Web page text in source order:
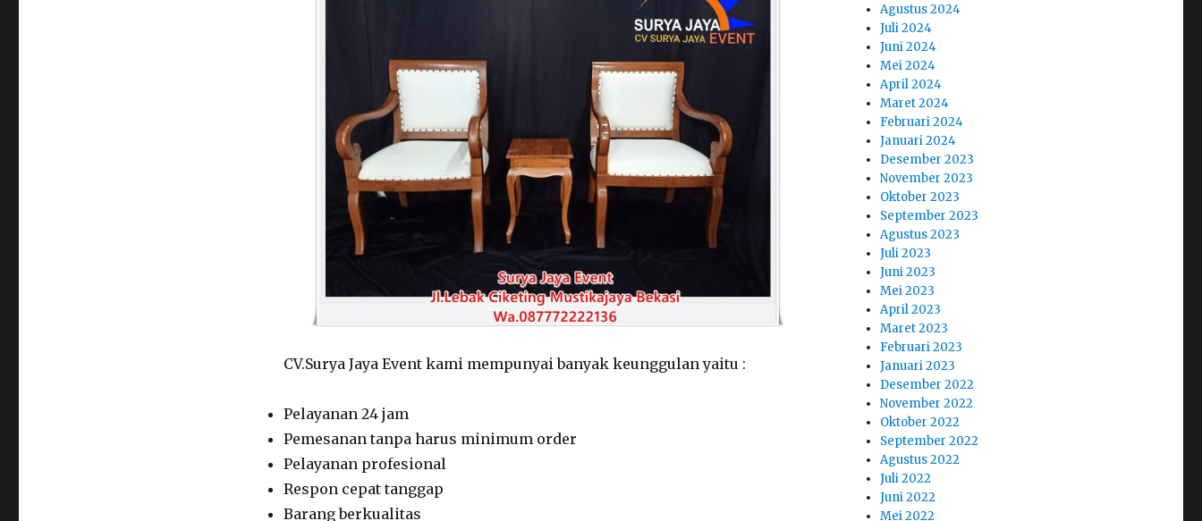
CV.Surya Jaya Event kami mempunyai banyak keunggulan yaitu :
Pelayanan 24 jam
Pemesanan tanpa harus minimum order
Pelayanan profesional
Respon cepat tanggap
Barang berkualitas
Agustus 2024
Juli 2024
Juni 2024
Mei 2024
April 2024
Maret 2024
Februari 2024
Januari 2024
Desember 2023
November 2023
Oktober 2023
September 2023
Agustus 2023
Juli 2023
Juni 2023
Mei 2023
April 2023
Maret 2023
Februari 2023
Januari 2023
Desember 2022
November 2022
Oktober 2022
September 2022
Agustus 2022
Juli 2022
Juni 2022
Mei 2022